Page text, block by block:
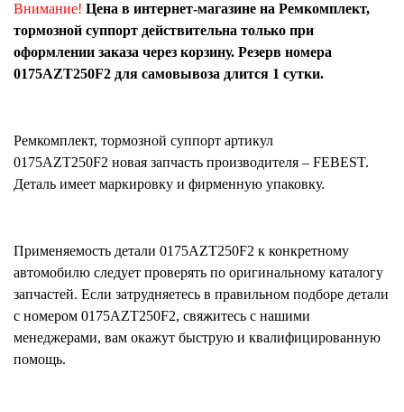
Внимание! Цена в интернет-магазине на Ремкомплект,
тормозной суппорт действительна только при
оформлении заказа через корзину. Резерв номера
0175AZT250F2 для самовывоза длится 1 сутки.
Ремкомплект, тормозной суппорт артикул
0175AZT250F2 новая запчасть производителя – FEBEST.
Деталь имеет маркировку и фирменную упаковку.
Применяемость детали 0175AZT250F2 к конкретному
автомобилю следует проверять по оригинальному каталогу
запчастей. Если затрудняетесь в правильном подборе детали
с номером 0175AZT250F2, свяжитесь с нашими
менеджерами, вам окажут быструю и квалифицированную
помощь.